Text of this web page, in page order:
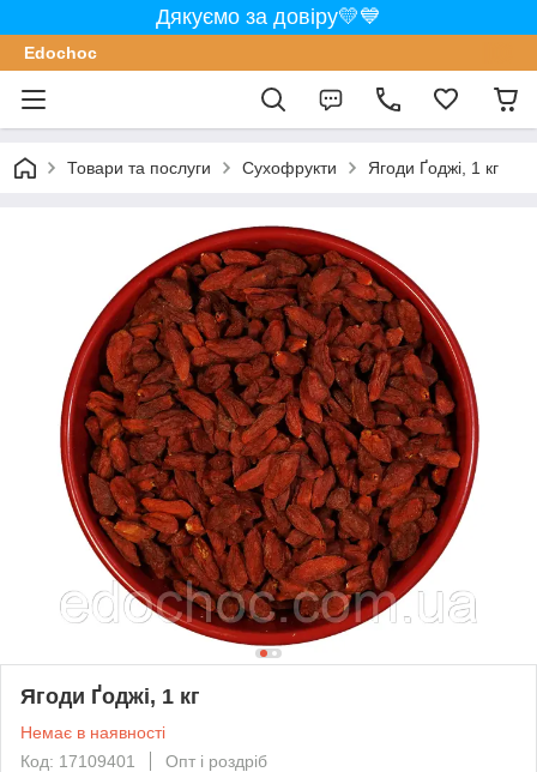
Дякуємо за довіру💛💙
Edochoс
Товари та послуги Сухофрукти Ягоди Ґоджі, 1 кг
Ягоди Ґоджі, 1 кг
Немає в наявності
Код: 17109401
Опт і роздріб